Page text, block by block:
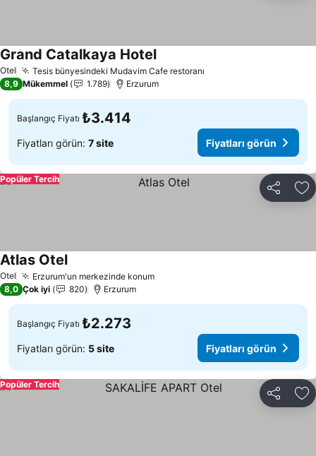
Otel Tesis bünyesindeki Mudavim Cafe restoranı
Grand Catalkaya Hotel
8,9 Mükemmel 1.789 Erzurum
Başlangıç Fiyatı ₺3.414
Fiyatları görün: 7 site Fiyatları görün
Paylaş
Popüler Tercih
Otel Erzurum'un merkezinde konum
Atlas Otel
8,0 Çok iyi 820 Erzurum
Başlangıç Fiyatı ₺2.273
Fiyatları görün: 5 site Fiyatları görün
Paylaş
Popüler Tercih